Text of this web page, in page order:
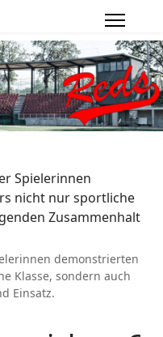
demonstrierten
Klasse, sondern auch
Einsatz.